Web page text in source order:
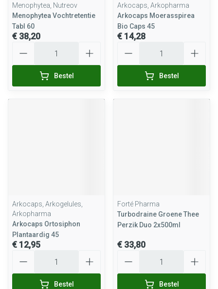
Menophytea, Nutreov
Menophytea Vochtretentie
Tabl 60
€ 38,20
Bestel
Arkocaps, Arkopharma
Arkocaps Moerasspirea
Bio Caps 45
€ 14,28
Bestel
Arkocaps, Arkogelules,
Arkopharma
Arkocaps Ortosiphon
Plantaardig 45
€ 12,95
Bestel
Forté Pharma
Turbodraine Groene Thee
Perzik Duo 2x500ml
€ 33,80
Bestel